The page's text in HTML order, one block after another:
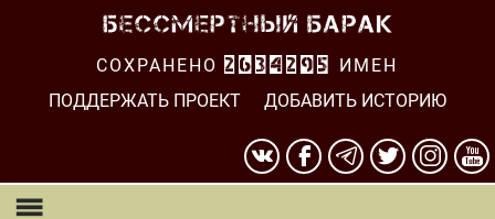
СОХРАНЕНО 2634295
ИМЕН
ПОДДЕРЖАТЬ ПРОЕКТ
ДОБАВИТЬ ИСТОРИЮ